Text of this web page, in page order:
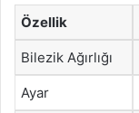
Özellik
Bilezik Ağırlığı
Ayar